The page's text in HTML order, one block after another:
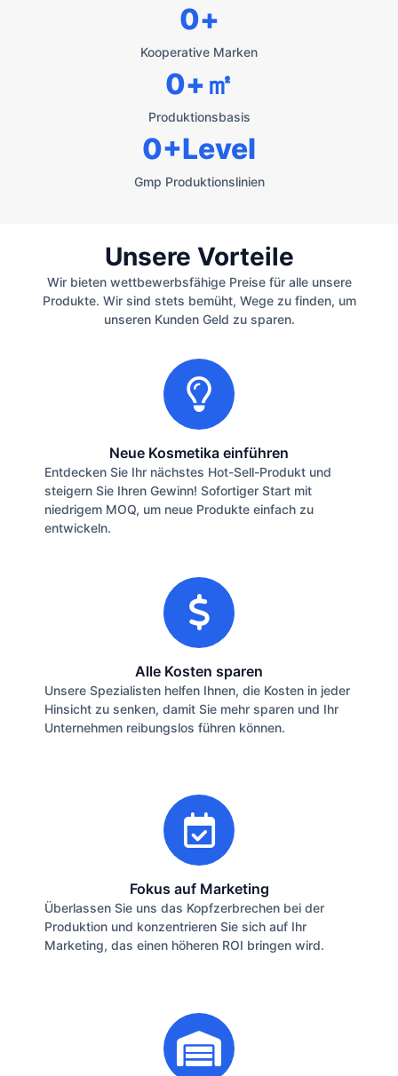
Kooperative Marken
0+
Produktionsbasis
0+㎡
Gmp Produktionslinien
0+Level
Unsere Vorteile
Wir bieten wettbewerbsfähige Preise für alle unsere
Produkte. Wir sind stets bemüht, Wege zu finden, um
unseren Kunden Geld zu sparen.
Neue Kosmetika einführen
Entdecken Sie Ihr nächstes Hot-Sell-Produkt und
steigern Sie Ihren Gewinn! Sofortiger Start mit
niedrigem MOQ, um neue Produkte einfach zu
entwickeln.
Alle Kosten sparen
Unsere Spezialisten helfen Ihnen, die Kosten in jeder
Hinsicht zu senken, damit Sie mehr sparen und Ihr
Unternehmen reibungslos führen können.
Fokus auf Marketing
Überlassen Sie uns das Kopfzerbrechen bei der
Produktion und konzentrieren Sie sich auf Ihr
Marketing, das einen höheren ROI bringen wird.